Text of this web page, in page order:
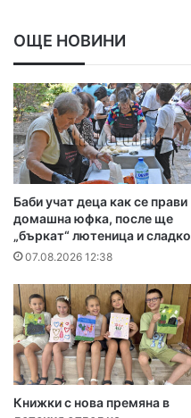
ОЩЕ НОВИНИ
Баби учат деца как се прави
домашна юфка, после ще
„бъркат“ лютеница и сладко
07.08.2026 12:38
Книжки с нова премяна в